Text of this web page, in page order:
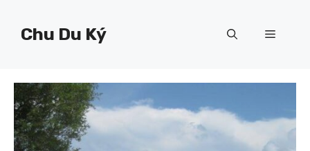
Chu Du Ký Menu